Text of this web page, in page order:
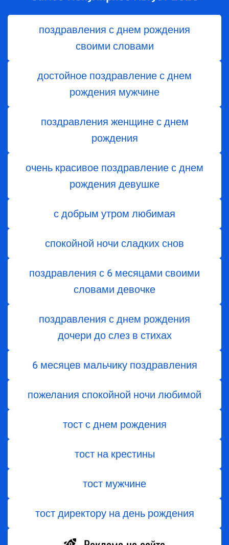
поздравления с днем рождения
своими словами
достойное поздравление с днем
рождения мужчине
поздравления женщине с днем
рождения
очень красивое поздравление с днем
рождения девушке
с добрым утром любимая
спокойной ночи сладких снов
поздравления с 6 месяцами своими
словами девочке
поздравления с днем ​​рождения
дочери до слез в стихах
6 месяцев мальчику поздравления
пожелания спокойной ночи любимой
тост с днем ​​рождения
тост на крестины
тост мужчине
тост директору на день рождения